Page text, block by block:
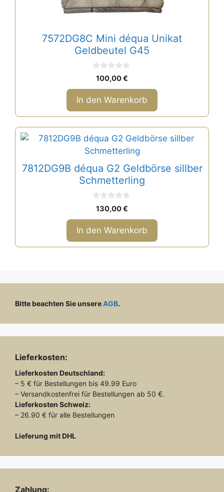
7572DG8C Mini déqua Unikat
Geldbeutel G45
0
o
n
5
100,00€
In den Warenkorb
7812DG9B déqua G2 Geldbörse sillber
Schmetterling
0
o
n
5
130,00€
In den Warenkorb
Bitte beachten Sie unsereAGB.
Lieferkosten:
Lieferkosten Deutschland:
– 5 € für Bestellungen bis 49.99 Euro
– Versandkostenfrei für Bestellungen ab 50 €.
Lieferkosten Schweiz:
– 26.90 € für alle Bestellungen
Lieferung mit DHL
Zahlung: